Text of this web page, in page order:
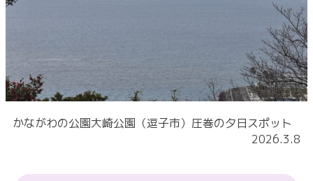
かながわの公園大崎公園（逗子市）圧巻の夕日スポット
2026.3.8